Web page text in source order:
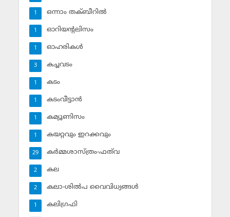
ഒന്നാം തക്ബീറില്‍
1
ഓറിയന്റലിസം
1
ഓഹരികള്‍
1
കച്ചവടം
3
കടം
1
കടംവീട്ടാന്‍
1
കമ്യൂണിസം
1
കയറ്റവും ഇറക്കവും
1
കര്‍മ്മശാസ്ത്രം-ഫത്‌വ
29
കല
2
കലാ-ശില്‍പ വൈവിധ്യങ്ങള്‍
2
കലിഗ്രഫി
1